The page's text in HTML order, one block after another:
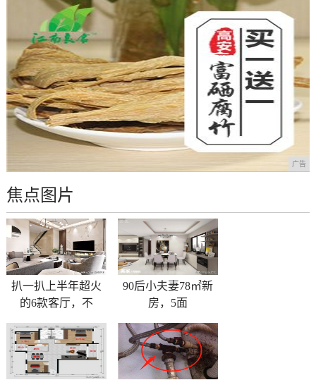
广告
焦点图片
扒一扒上半年超火
的6款客厅，不
90后小夫妻78㎡新
房，​5面